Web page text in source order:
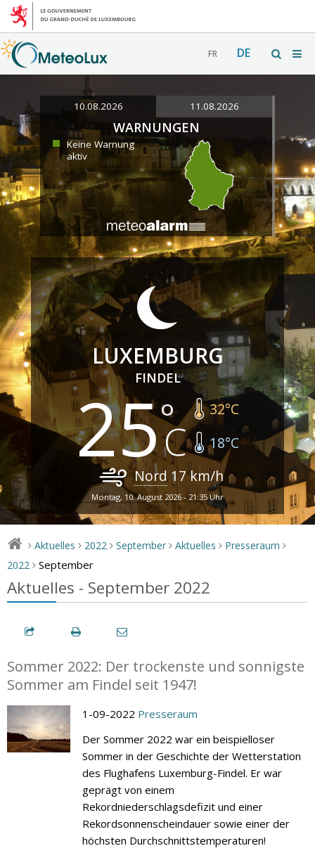
FR DE
10.08.2026 11.08.2026
WARNUNGEN
Keine Warnung
aktiv
LUXEMBURG
FINDEL
25 32°C
18°C
Nord 17km/h
Montag, 10. August 2026 - 21:35 Uhr
> Aktuelles > 2022 > September > Aktuelles > Presseraum >
2022 > September
Aktuelles - September 2022
Sommer 2022: Der trockenste und sonnigste
Sommer am Findel seit 1947!
1-09-2022 Presseraum
Der Sommer 2022 war ein beispielloser
Sommer in der Geschichte der Wetterstation
des Flughafens Luxemburg-Findel. Er war
geprägt von einem
Rekordniederschlagsdefizit und einer
Rekordsonnenscheindauer sowie einer der
höchsten Durchschnittstemperaturen!